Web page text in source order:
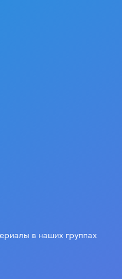
в наших группах